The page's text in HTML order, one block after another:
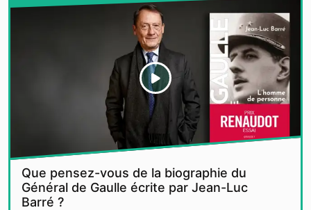
Que pensez-vous de la biographie du
Général de Gaulle écrite par Jean-Luc
Barré ?